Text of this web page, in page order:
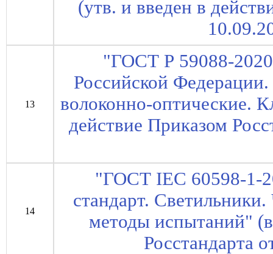
(утв. и введен в
13
"ГОСТ Р 59088-
Российской
волоконно-оптические.
действие Приказом
14
"ГОСТ IEC 60598-1-
стандарт.
методы испытаний"
Росстандарта